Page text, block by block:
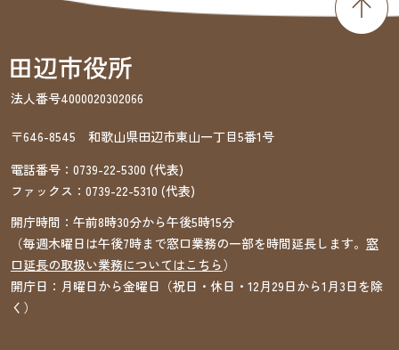
法人番号4000020302066
〒646-8545 和歌山県田辺市東山一丁目5番1号
電話番号： 0739-22-5300 (代表)
ファックス： 0739-22-5310 (代表)
開庁時間：午前8時30分から午後5時15分
（毎週木曜日は午後7時まで窓口業務の一部を時間延長します。 窓
口延長の取扱い業務についてはこちら）
開庁日：月曜日から金曜日（祝日・休日・12月29日から1月3日を除
く）